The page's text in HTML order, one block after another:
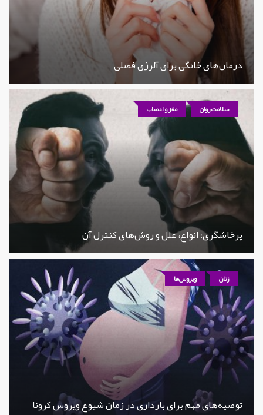
درمان‌های خانگی برای آلرژی فصلی
سلامت روان مغز و اعصاب
پرخاشگری؛ انواع، علل و روش‌های کنترل آن
زنان ویروس‌ها
توصیه‌های مهم برای بارداری در زمان شیوع ویروس کرونا